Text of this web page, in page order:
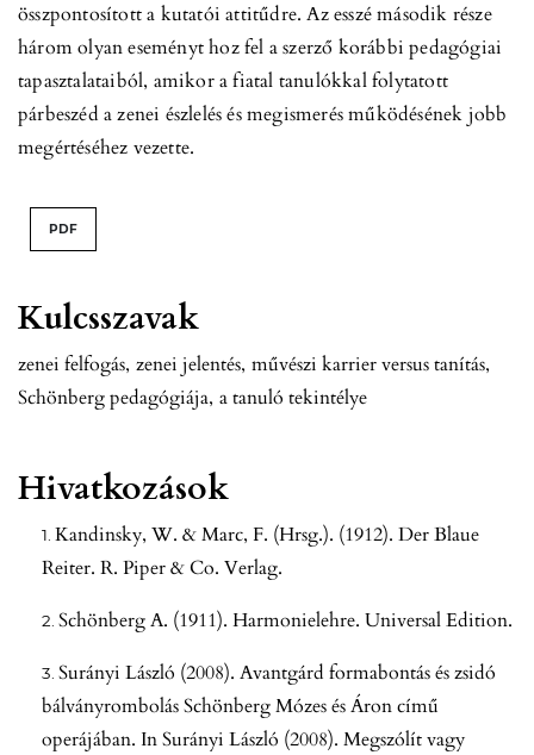
Kulcsszavak
zenei felfogás, zenei jelentés, művészi karrier versus tanítás,
Schönberg pedagógiája, a tanuló tekintélye
összpontosított a kutatói attitűdre. Az esszé második része
három olyan eseményt hoz fel a szerző korábbi pedagógiai
tapasztalataiból, amikor a fiatal tanulókkal folytatott
párbeszéd a zenei észlelés és megismerés működésének jobb
megértéséhez vezette.
PDF
Hivatkozások
Kandinsky, W. & Marc, F. (Hrsg.). (1912). Der Blaue
Reiter. R. Piper & Co. Verlag.
Schönberg A. (1911). Harmonielehre. Universal Edition.
Surányi László (2008). Avantgárd formabontás és zsidó
bálványrombolás Schönberg Mózes és Áron című
operájában. In Surányi László (2008). Megszólít vagy